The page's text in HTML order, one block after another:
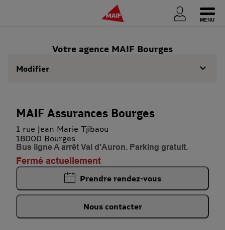
Votre agence MAIF Bourges
Modifier
MAIF Assurances Bourges
1 rue Jean Marie Tjibaou
18000 Bourges
Bus ligne A arrêt Val d'Auron. Parking gratuit.
Fermé actuellement
Prendre rendez-vous
Nous contacter